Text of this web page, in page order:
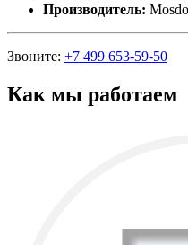
Производитель:
Звоните: +7 499 653-59-50
Как мы работаем